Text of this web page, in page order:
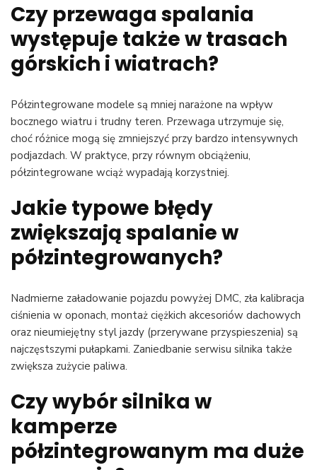
Czy przewaga spalania
występuje także w trasach
górskich i wiatrach?
Półzintegrowane modele są mniej narażone na wpływ
bocznego wiatru i trudny teren. Przewaga utrzymuje się,
choć różnice mogą się zmniejszyć przy bardzo intensywnych
podjazdach. W praktyce, przy równym obciążeniu,
półzintegrowane wciąż wypadają korzystniej.
Jakie typowe błędy
zwiększają spalanie w
półzintegrowanych?
Nadmierne załadowanie pojazdu powyżej DMC, zła kalibracja
ciśnienia w oponach, montaż ciężkich akcesoriów dachowych
oraz nieumiejętny styl jazdy (przerywane przyspieszenia) są
najczęstszymi pułapkami. Zaniedbanie serwisu silnika także
zwiększa zużycie paliwa.
Czy wybór silnika w
kamperze
półzintegrowanym ma duże